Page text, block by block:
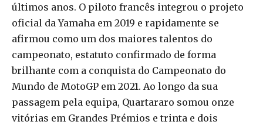
últimos anos. O piloto francês integrou o projeto
oficial da Yamaha em 2019 e rapidamente se
afirmou como um dos maiores talentos do
campeonato, estatuto confirmado de forma
brilhante com a conquista do Campeonato do
Mundo de MotoGP em 2021. Ao longo da sua
passagem pela equipa, Quartararo somou onze
vitórias em Grandes Prémios e trinta e dois